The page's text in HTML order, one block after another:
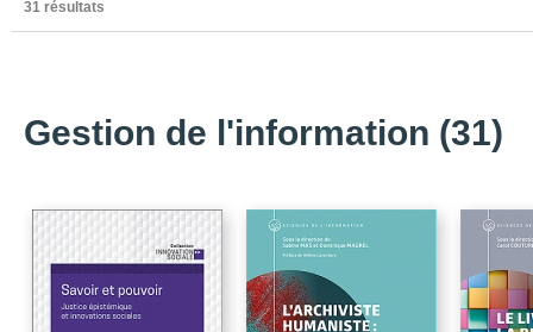
31 résultats
Gestion de l'information (31)